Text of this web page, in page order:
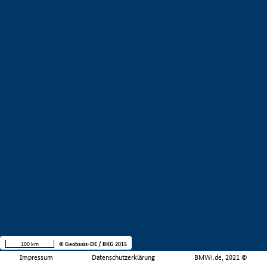
Impressum Datenschutzerklärung BMWi.de, 2021 ©
100 km © Geobasis-DE / BKG 2015